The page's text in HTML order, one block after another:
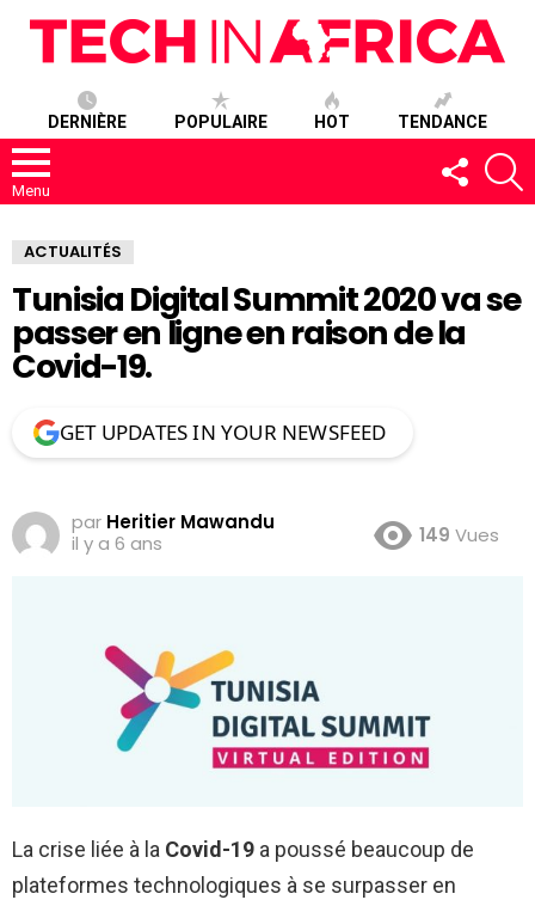
DERNIÈRE POPULAIRE HOT TENDANCE
Menu
SUIVEZ-
NOUS
ACTUALITÉS
Tunisia Digital Summit 2020 va se
passer en ligne en raison de la
Covid-19.
GET UPDATES IN YOUR NEWSFEED
par Heritier Mawandu
il y a 6 ans
149 Vues
La crise liée à la Covid-19 a poussé beaucoup de
plateformes technologiques à se surpasser en